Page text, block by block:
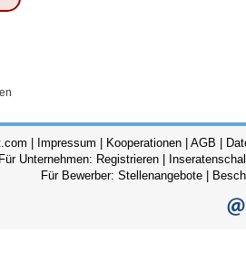
| Impressum Kooperationen AGB
Für Unternehmen: Registrieren
Für Bewerber: Stellenangebote